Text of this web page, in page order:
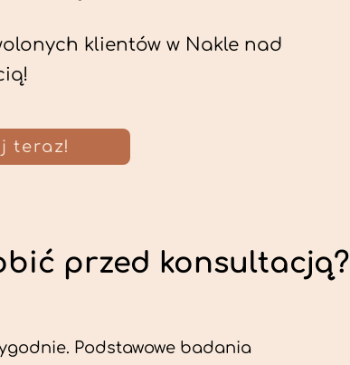
klientów w Nakle nad
teraz!
przed konsultacją?
Podstawowe badania